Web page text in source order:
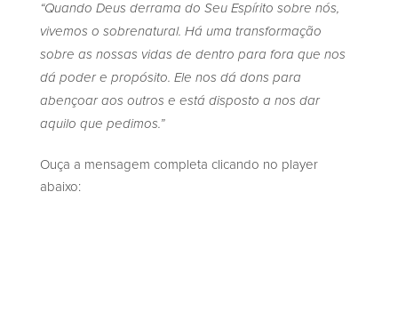
“Quando Deus derrama do Seu Espírito sobre nós,
vivemos o sobrenatural. Há uma transformação
sobre as nossas vidas de dentro para fora que nos
dá poder e propósito. Ele nos dá dons para
abençoar aos outros e está disposto a nos dar
aquilo que pedimos.”
Ouça a mensagem completa clicando no player
abaixo: